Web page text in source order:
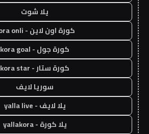
يلا شوت
كورة اون لاين - kora onli
كورة جول - kora goal
كورة ستار - kora star
سوريا لايف
يلا لايف - yalla live
يلا كورة - yallakora